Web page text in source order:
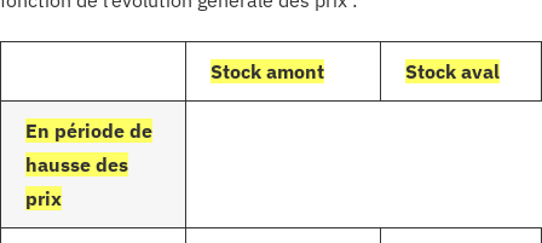
Stock amont Stock aval
En période de
hausse des
prix